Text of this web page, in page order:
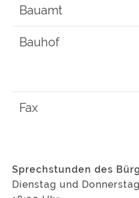
Bauamt
Bauhof
Fax
Sprechstunden des
Dienstag und